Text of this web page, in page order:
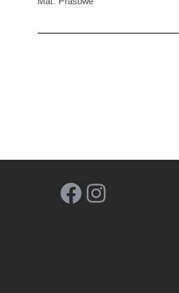
Facebook Instagram